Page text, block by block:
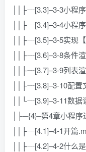
││├┈[3.3]–3-3小程
││├┈[3.4]–3-4小程
││├┈[3.5]–3-5实现
││├┈[3.6]–3-8条件
││├┈[3.7]–3-9列表
││├┈[3.8]–3-10配置
││└┈[3.9]–3-11数据
│├─{4}–第4章小程
││├┈[4.1]–4-1开篇
││├┈[4.2]–4-2什么